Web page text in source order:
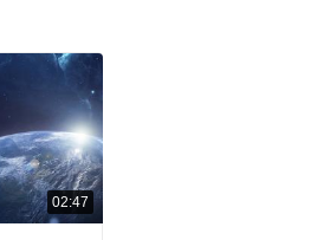
02:47